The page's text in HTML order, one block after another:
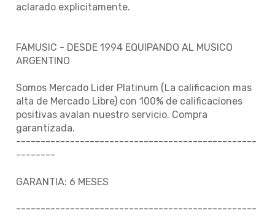
aclarado explicitamente.
FAMUSIC - DESDE 1994 EQUIPANDO AL MUSICO
ARGENTINO
Somos Mercado Lider Platinum (La calificacion mas
alta de Mercado Libre) con 100% de calificaciones
positivas avalan nuestro servicio. Compra
garantizada.
-------------------------------------------------
--------
GARANTIA: 6 MESES
-------------------------------------------------